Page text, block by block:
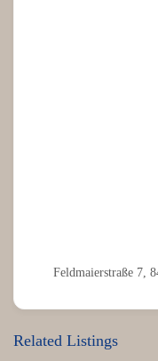
Feldmaierstraße 7,
Related Listings